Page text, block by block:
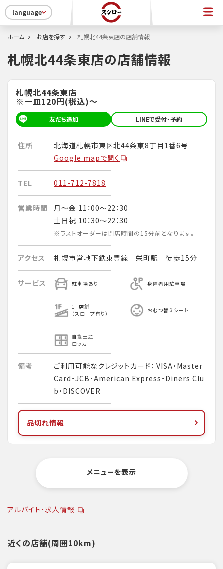
language
ホーム お店を探す 札幌北44条東店の店舗情報
札幌北44条東店の店舗情報
札幌北44条東店
※一皿120円(税込)～
友だち追加 LINEで受付・予約
住所
北海道札幌市東区北44条東8丁目1番6号
Google mapで開く
TEL 011-712-7818
営業時間
月～金 11：00～22：30
土日祝 10：30～22：30
※ラストオーダーは閉店時間の15分前となります。
アクセス 札幌市営地下鉄東豊線 栄町駅 徒歩15分
サービス 駐車場あり 身障者用駐車場
1F店舗
（スロープ有り）
おむつ替えシート
自動土産
ロッカー
備考
ご利用可能なクレジットカード： VISA・Master
Card・JCB・American Express・Diners Clu
b・DISCOVER
品切れ情報
メニューを表示
アルバイト・求人情報
近くの店舗(周囲10km)